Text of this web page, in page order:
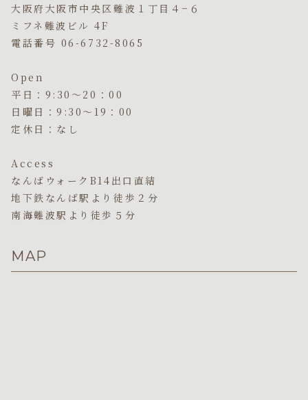
大阪府大阪市中央区難波１丁目４−６
ミフネ難波ビル 4F
電話番号 06-6732-8065
Open
平日：9:30〜20：00
日曜日：9:30〜19：00
定休日：なし
Access
なんばウォークB14出口直結
地下鉄なんば駅より徒歩２分
南海難波駅より徒歩５分
MAP